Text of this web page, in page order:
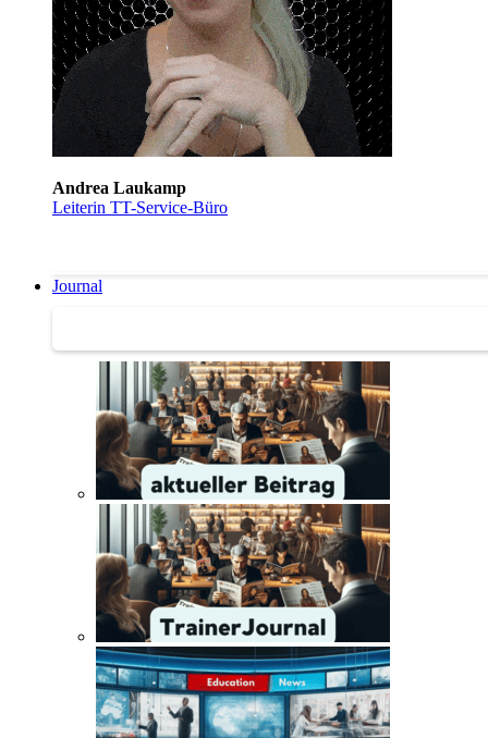
Andrea Laukamp
Leiterin TT-Service-Büro
Journal